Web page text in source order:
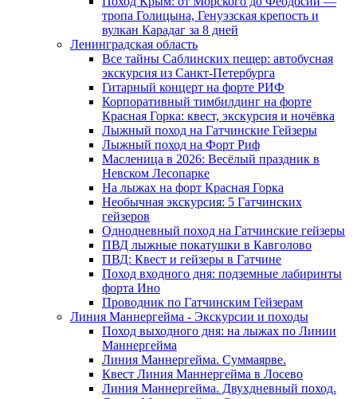
тропа Голицына, Генуэзская крепость и
вулкан Карадаг за 8 дней
Ленинградская область
Все тайны Саблинских пещер: автобусная
экскурсия из Санкт-Петербурга
Гитарный концерт на форте РИФ
Корпоративный тимбилдинг на форте
Красная Горка: квест, экскурсия и ночёвка
Лыжный поход на Гатчинские Гейзеры
Лыжный поход на Форт Риф
Масленица в 2026: Весёлый праздник в
Невском Лесопарке
На лыжах на форт Красная Горка
Необычная экскурсия: 5 Гатчинских
гейзеров
Однодневный поход на Гатчинские гейзеры
ПВД лыжные покатушки в Кавголово
ПВД: Квест и гейзеры в Гатчине
Поход входного дня: подземные лабиринты
форта Ино
Проводник по Гатчинским Гейзерам
Линия Маннергейма - Экскурсии и походы
Поход выходного дня: на лыжах по Линии
Маннергейма
Линия Маннергейма. Суммаярве.
Квест Линия Маннергейма в Лосево
Линия Маннергейма. Двухдневный поход.